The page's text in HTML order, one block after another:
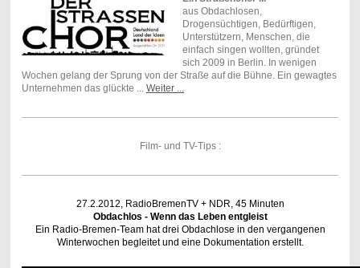
aus Obdachlosen,
Drogensüchtigen, Bedürftigen,
Unterstützern, Menschen, die
einfach singen wollten, gründet
sich 2009 in Berlin. In wenigen
Wochen gelang der Sprung von der Straße auf die Bühne. Ein gewagtes
Unternehmen das glückte ... Weiter ...
Film- und TV-Tips :
27.2.2012, RadioBremenTV + NDR, 45 Minuten
Obdachlos - Wenn das Leben entgleist
Ein Radio-Bremen-Team hat drei Obdachlose in den vergangenen
Winterwochen begleitet und eine Dokumentation erstellt.